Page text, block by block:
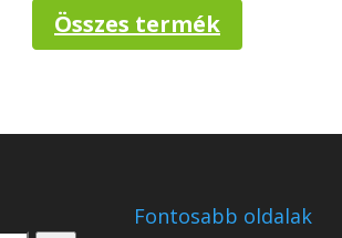
Összes termék
Fontosabb oldalak